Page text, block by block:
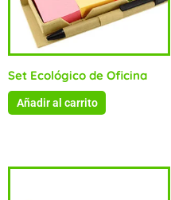
Set Ecológico de Oficina
Añadir al carrito